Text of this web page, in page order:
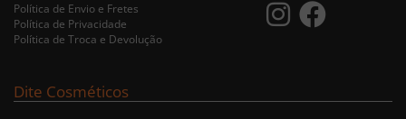
Política de Envio e Fretes
Política de Privacidade
Política de Troca e Devolução
Dite Cosméticos